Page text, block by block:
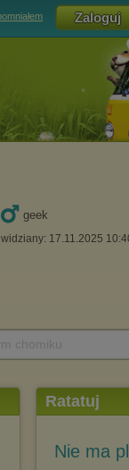
geek
widziany: 17.11.2025
Ratatuj
Nie ma